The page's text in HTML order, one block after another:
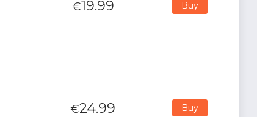
€19.99 Buy
€24.99 Buy